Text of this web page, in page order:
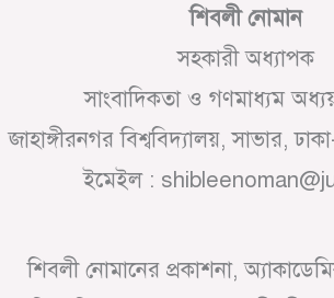
শিবলী নোমান
সহকারী অধ্যাপক
সাংবাদিকতা ও গণমাধ্যম
জাহাঙ্গীরনগর বিশ্ববিদ্যালয়, সাভার,
ইমেইল :
শিবলী নোমানের প্রকাশনা,